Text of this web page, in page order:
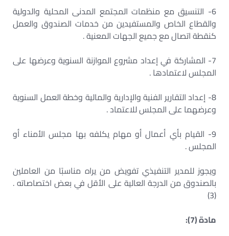
6- التنسيق مع منظمات المجتمع المدنى المحلية والدولية
والقطاع الخاص والمستفيدين من خدمات الصندوق والعمل
كنقطة اتصال مع جميع الجهات المعنية .
7- المشاركة في إعداد مشروع الموازنة السنوية وعرضها على
المجلس لاعتمادها .
8- إعداد التقارير الفنية والإدارية والمالية وخطة العمل السنوية
وعرضهما على المجلس للاعتماد .
9- القيام بأي أعمال أو مهام يكلفه بها مجلس الأمناء أو
المجلس .
ويجوز للمدير التنفيذي تفويض من يراه مناسبًا من العاملين
بالصندوق من الدرجة العالية على الأقل في بعض اختصاصاته .
(3)
مادة (7):